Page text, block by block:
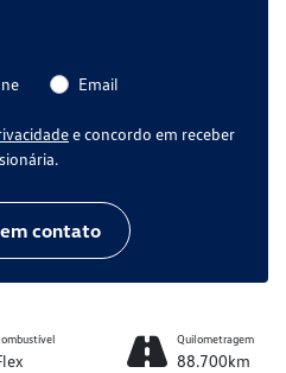
Email
e concordo em receber
contato
Quilometragem
88.700km